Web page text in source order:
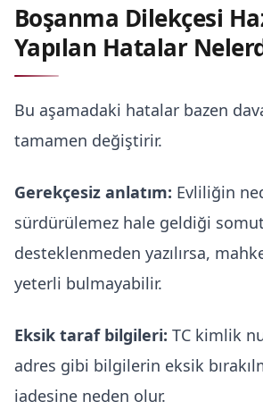
Boşanma Dilekçesi
Yapılan Hatalar
Bu aşamadaki hatalar bazen
tamamen değiştirir.
Gerekçesiz anlatım: Evliliğin
sürdürülemez hale geldiği
desteklenmeden yazılırsa,
yeterli bulmayabilir.
Eksik taraf bilgileri: TC kimlik
adres gibi bilgilerin eksik
iadesine neden olur.